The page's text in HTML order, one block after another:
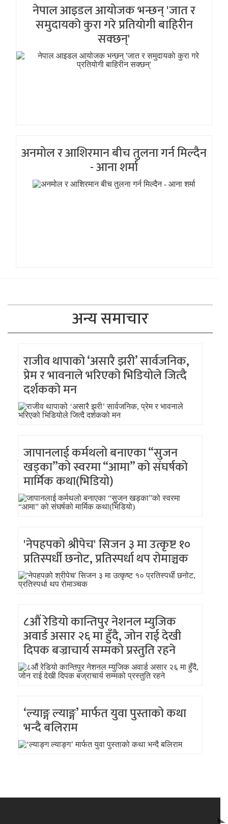
नेपाल आइडल आयोजक भन्छन् 'जात र
समुदायकाे कुरा गरे प्रतियाेगी बाहिरीन
सक्छन्'
अनमोल र आशिरमान बीच तुलना गर्न मिल्दैन
- आना शर्मा
अन्य समाचार
राजीव थापाको ‘असारै झरी’ सार्वजनिक,
प्रेम र भावनाले भरिएको भिडियोले जित्दै
दर्शकको मन
जापानलाई कर्मथलो बनाएका “सुजन
खड्का”को स्वरमा “आमा” को संघर्षको
मार्मिक कथा(भिडियो)
'नेपहपको श्रीपेच' सिजन ३ मा उत्कृष्ट १०
प्रतिस्पर्धी छनोट, प्रतिस्पर्धा थप रोमाञ्चक
८औं रेडियो कान्तिपुर नेशनल म्युजिक
अवार्ड असार २६ मा हुँदै, जोन राई देखी
दिपक बज्राचार्य सम्मको प्रस्तुति रहने
‘ल्याङ्ग ल्याङ्ग’ मार्फत युवा पुस्ताको कथा
भन्दै बलिराम